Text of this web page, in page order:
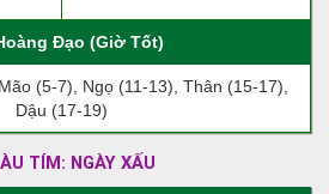
Đạo (Giờ Tốt)
(5-7), Ngọ (11-13), Thân (15-17),
Dậu (17-19)
TÍM: NGÀY XẤU